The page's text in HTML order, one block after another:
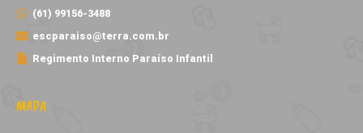
(61) 99156-3488
escparaiso@terra.com.br
Regimento Interno Paraíso Infantil
MAPA